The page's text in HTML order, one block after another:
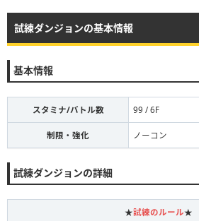
試練ダンジョンの基本情報
基本情報
スタミナ/バトル数 99 / 6F
制限・強化 ノーコン
試練ダンジョンの詳細
★試練のルール★